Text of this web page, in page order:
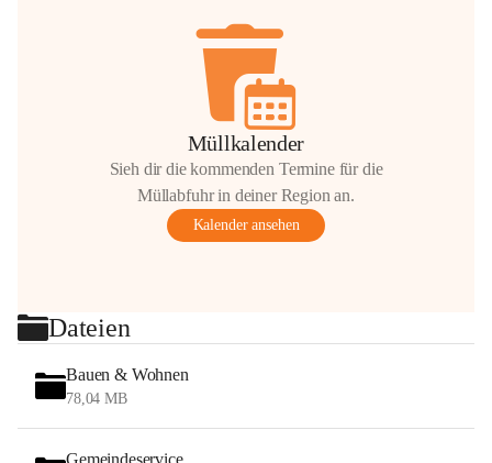
Müllkalender
Sieh dir die kommenden Termine für die
Müllabfuhr in deiner Region an.
Kalender ansehen
Dateien
Bauen & Wohnen
78,04 MB
Gemeindeservice